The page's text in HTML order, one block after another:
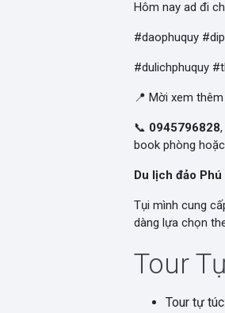
Hôm nay ad đi
#daophuquy
#dulichphuquy
📍 Mời xem
📞 0945796828
book phòng
Du lịch đảo
Tụi mình cung
dàng lựa chọn
Tour
Tour tự túc: